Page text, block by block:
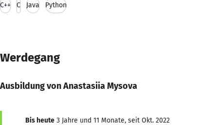
C++ C Java Python
Werdegang
Ausbildung von Anastasiia Mysova
Bis heute 3 Jahre und 11 Monate, seit Okt. 2022